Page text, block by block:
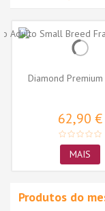
Diamond
62,90 €
MAIS
Produtos do